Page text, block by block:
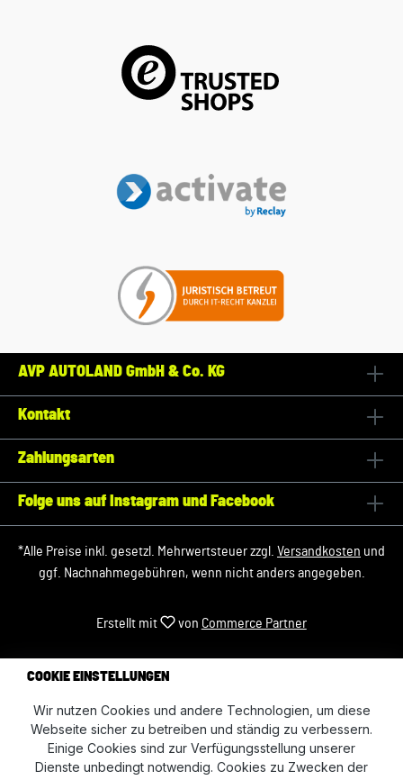
AVP AUTOLAND GmbH & Co. KG
Kontakt
Zahlungsarten
Folge uns auf Instagram und Facebook
*Alle Preise inkl. gesetzl. Mehrwertsteuer zzgl. Versandkosten und
ggf. Nachnahmegebühren, wenn nicht anders angegeben.
Erstellt mit von Commerce Partner
COOKIE EINSTELLUNGEN
Wir nutzen Cookies und andere Technologien, um diese
Webseite sicher zu betreiben und ständig zu verbessern.
Einige Cookies sind zur Verfügungsstellung unserer
Dienste unbedingt notwendig. Cookies zu Zwecken der